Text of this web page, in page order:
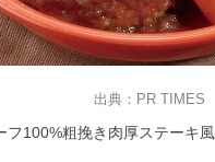
出典：PR TIMES
フ100%粗挽き肉厚ステーキ